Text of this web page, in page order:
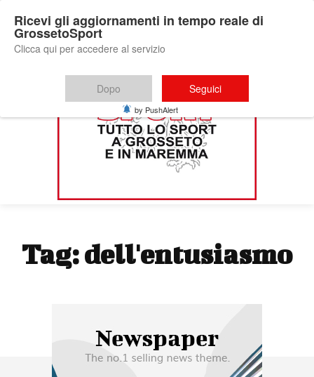
Tag:dell'entusiasmo
Ricevi gli aggiornamenti in tempo reale di
GrossetoSport
Clicca qui per accedere al servizio
Dopo Seguici
by PushAlert